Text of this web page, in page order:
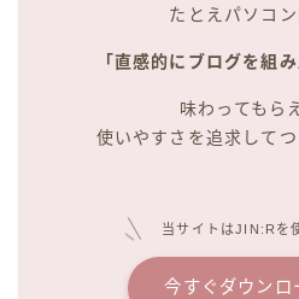
たとえパソコ
「直感的にブログを組
味わってもら
使いやすさを追求してつ
当サイトはJIN:Rを
今すぐダウンロ